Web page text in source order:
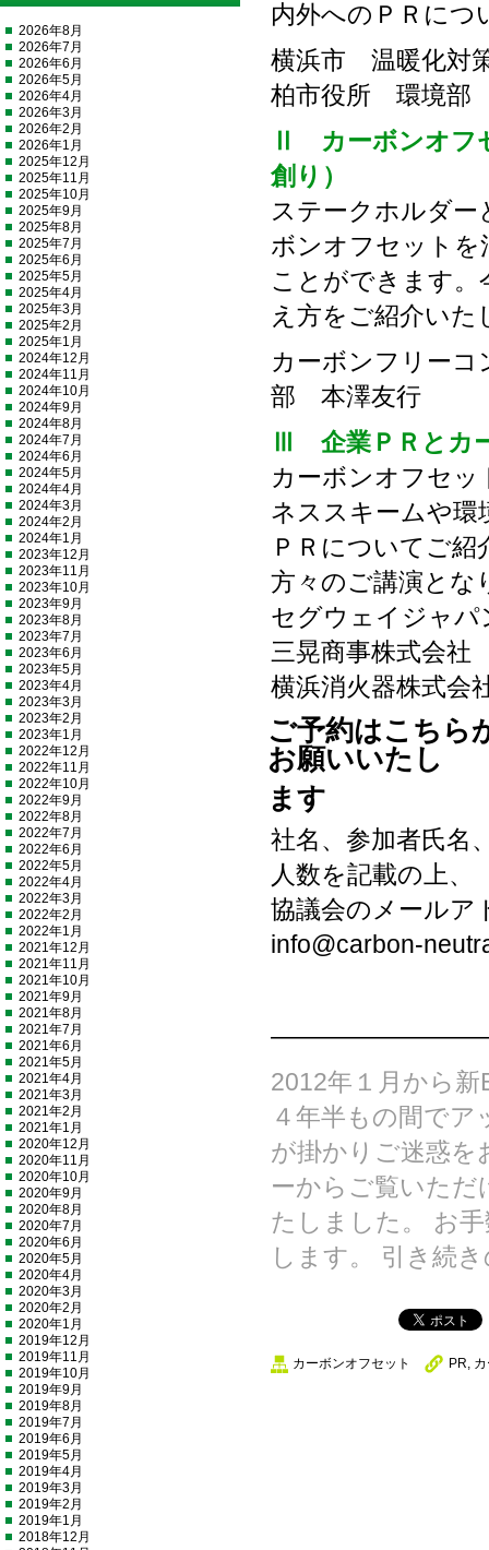
内外へのＰＲにつ
横浜市 温暖化
柏市役所 環境
Ⅱ カーボンオフ
創り）
ステークホルダー
ボンオフセットを
ことができます。
え方をご紹介いた
カーボンフリー
部 本澤友行
Ⅲ 企業ＰＲとカ
カーボンオフセ
ネススキームや環
ＰＲについてご
方々のご講演とな
セグウェイジャ
三晃商事株式会
横浜消火器株式
ご予約はこちら
お願いいたし
ます
社名、参加者氏名
人数を記載の上、
協議会のメールア
info@carbon-
2012年１月から
４年半もの間で
が掛かりご迷惑を
ーからご覧いただ
たしました。 お
します。 引き続
カーボンオフセット PR,
2026年8月
2026年7月
2026年6月
2026年5月
2026年4月
2026年3月
2026年2月
2026年1月
2025年12月
2025年11月
2025年10月
2025年9月
2025年8月
2025年7月
2025年6月
2025年5月
2025年4月
2025年3月
2025年2月
2025年1月
2024年12月
2024年11月
2024年10月
2024年9月
2024年8月
2024年7月
2024年6月
2024年5月
2024年4月
2024年3月
2024年2月
2024年1月
2023年12月
2023年11月
2023年10月
2023年9月
2023年8月
2023年7月
2023年6月
2023年5月
2023年4月
2023年3月
2023年2月
2023年1月
2022年12月
2022年11月
2022年10月
2022年9月
2022年8月
2022年7月
2022年6月
2022年5月
2022年4月
2022年3月
2022年2月
2022年1月
2021年12月
2021年11月
2021年10月
2021年9月
2021年8月
2021年7月
2021年6月
2021年5月
2021年4月
2021年3月
2021年2月
2021年1月
2020年12月
2020年11月
2020年10月
2020年9月
2020年8月
2020年7月
2020年6月
2020年5月
2020年4月
2020年3月
2020年2月
2020年1月
2019年12月
2019年11月
2019年10月
2019年9月
2019年8月
2019年7月
2019年6月
2019年5月
2019年4月
2019年3月
2019年2月
2019年1月
2018年12月